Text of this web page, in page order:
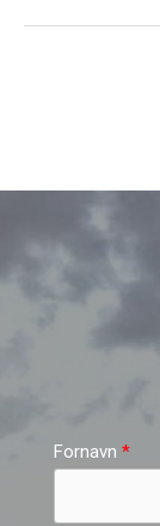
Fornavn